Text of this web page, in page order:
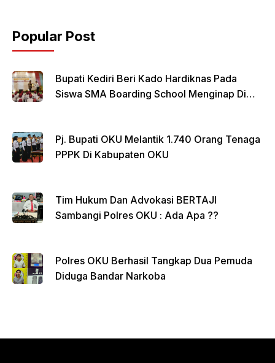
o
o
k
Popular Post
Bupati Kediri Beri Kado Hardiknas Pada
Siswa SMA Boarding School Menginap Di
Pj. Bupati OKU Melantik 1.740 Orang Tenaga
PPPK Di Kabupaten OKU
Tim Hukum Dan Advokasi BERTAJI
Sambangi Polres OKU : Ada Apa ??
Polres OKU Berhasil Tangkap Dua Pemuda
Diduga Bandar Narkoba